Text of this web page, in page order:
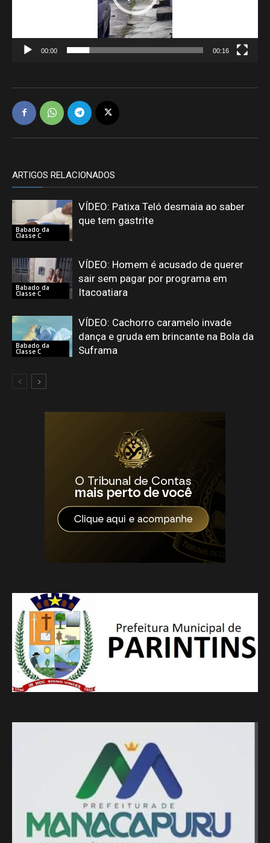
00:00 00:16
ARTIGOS RELACIONADOS
Babado da
Classe C
VÍDEO: Patixa Teló desmaia ao saber
que tem gastrite
Babado da
Classe C
VÍDEO: Homem é acusado de querer
sair sem pagar por programa em
Itacoatiara
Babado da
Classe C
VÍDEO: Cachorro caramelo invade
dança e gruda em brincante na Bola da
Suframa